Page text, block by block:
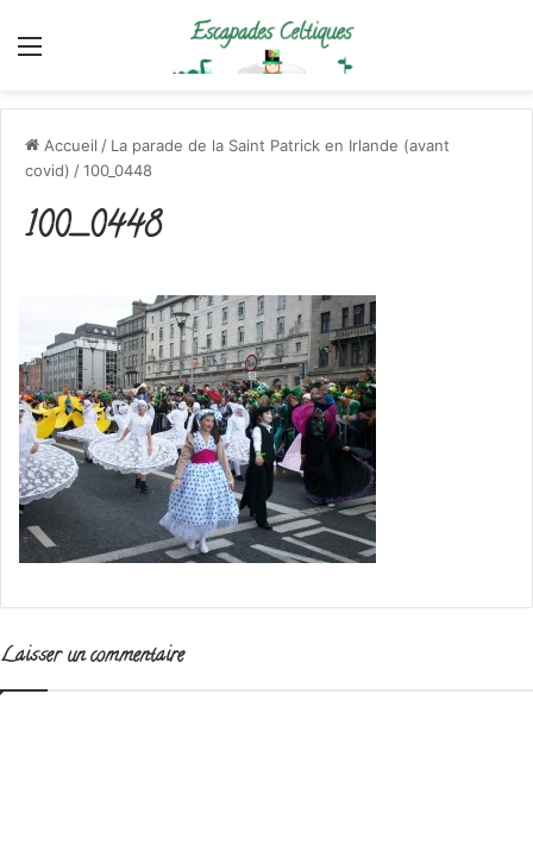
Menu
Accueil / La parade de la Saint Patrick en Irlande (avant
covid) /100_0448
100_0448
Laisser un commentaire